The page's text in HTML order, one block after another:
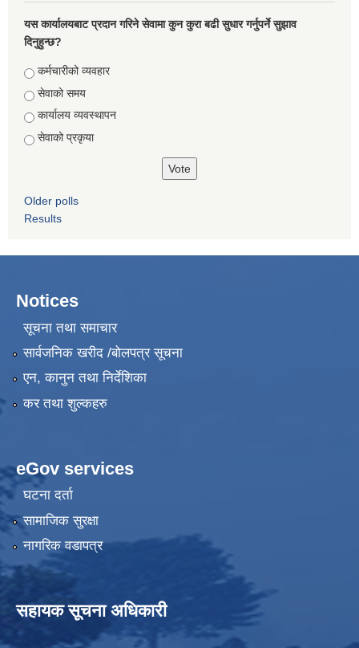
यस कार्यालयबाट प्रदान गरिने सेवामा कुन कुरा बढी सुधार गर्नुपर्ने सुझाव
दिनुहुन्छ?
Choices
कर्मचारीको व्यवहार
सेवाको समय
कार्यालय व्यवस्थापन
सेवाको प्रकृया
Older polls
Results
Notices
सूचना तथा समाचार
सार्वजनिक खरीद /बोलपत्र सूचना
एन, कानुन तथा निर्देशिका
कर तथा शुल्कहरु
eGov services
घटना दर्ता
सामाजिक सुरक्षा
नागरिक वडापत्र
सहायक सूचना अधिकारी